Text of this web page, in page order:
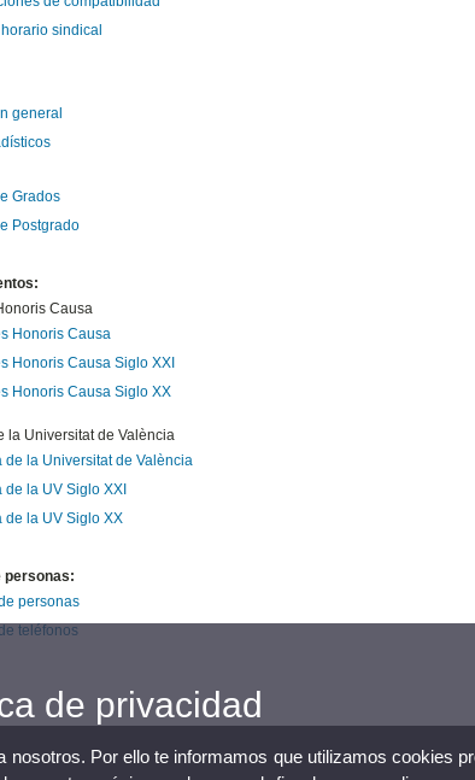
sindical
general
Grados
Postgrado
Causa
Honoris Causa
Honoris Causa Siglo XXI
Honoris Causa Siglo XX
la Universitat de València
de la Universitat de València
de la UV Siglo XXI
de la UV Siglo XX
personas:
personas
teléfonos
de privacidad
nosotros. Por ello te informamos que utilizamos cookies